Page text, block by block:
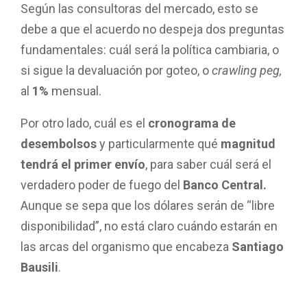
Según las consultoras del mercado, esto se
debe a que el acuerdo no despeja dos preguntas
fundamentales: cuál será la política cambiaria, o
si sigue la devaluación por goteo, ocrawling peg,
al 1% mensual.
Por otro lado, cuál es el cronograma de
desembolsosy particularmente qué magnitud
tendrá el primer envío, para saber cuál será el
verdadero poder de fuego del Banco Central.
Aunque se sepa que los dólares serán de “libre
disponibilidad”, no está claro cuándo estarán en
las arcas del organismo que encabeza Santiago
Bausili.